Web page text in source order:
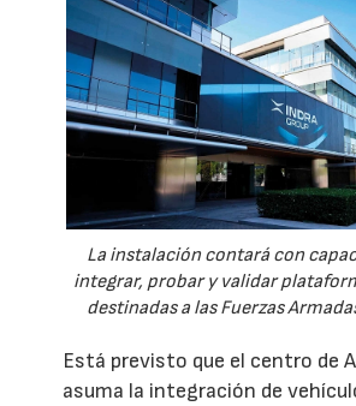
La instalación contará con
integrar, probar y validar
destinadas a las Fuerzas
Está previsto que el centro de
asuma la integración de